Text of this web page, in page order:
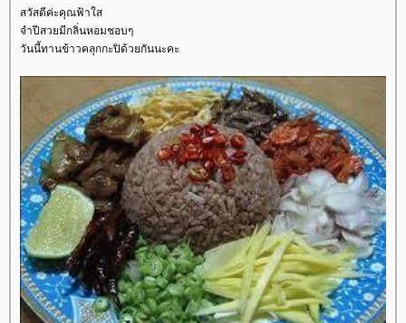
สวัสดีค่ะคุณฟ้าใส
จำปีสวยมีกลิ่นหอมชอบๆ
วันนี้ทานข้าวคลุกกะปิด้วยกันนะคะ